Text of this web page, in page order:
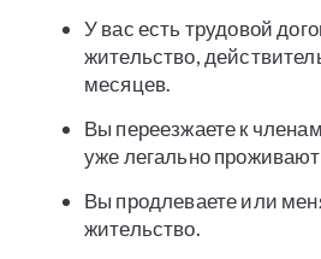
У вас есть трудовой
жительство,
месяцев.
Вы переезжаете к
уже легально
Вы продлеваете или
жительство.